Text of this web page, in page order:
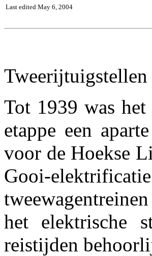
Last edited May 6, 2004
Tweerijtuigstellen
Tot 1939 was
etappe een
voor de Hoekse
Gooi-
het elektrische
reistijden